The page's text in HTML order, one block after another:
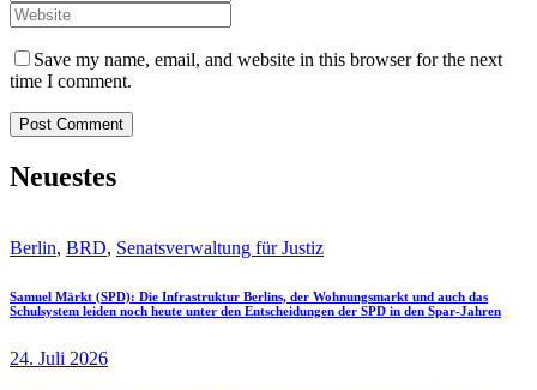
Save my name, email, and website in this browser for the next
time I comment.
Neuestes
Berlin, BRD, Senatsverwaltung für Justiz
Samuel Märkt (SPD): Die Infrastruktur Berlins, der Wohnungsmarkt und auch das
Schulsystem leiden noch heute unter den Entscheidungen der SPD in den Spar-Jahren
24. Juli 2026